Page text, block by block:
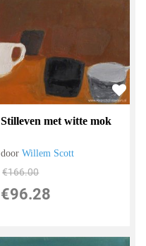
Stilleven met witte mok
doorWillem Scott
€166.00
€96.28